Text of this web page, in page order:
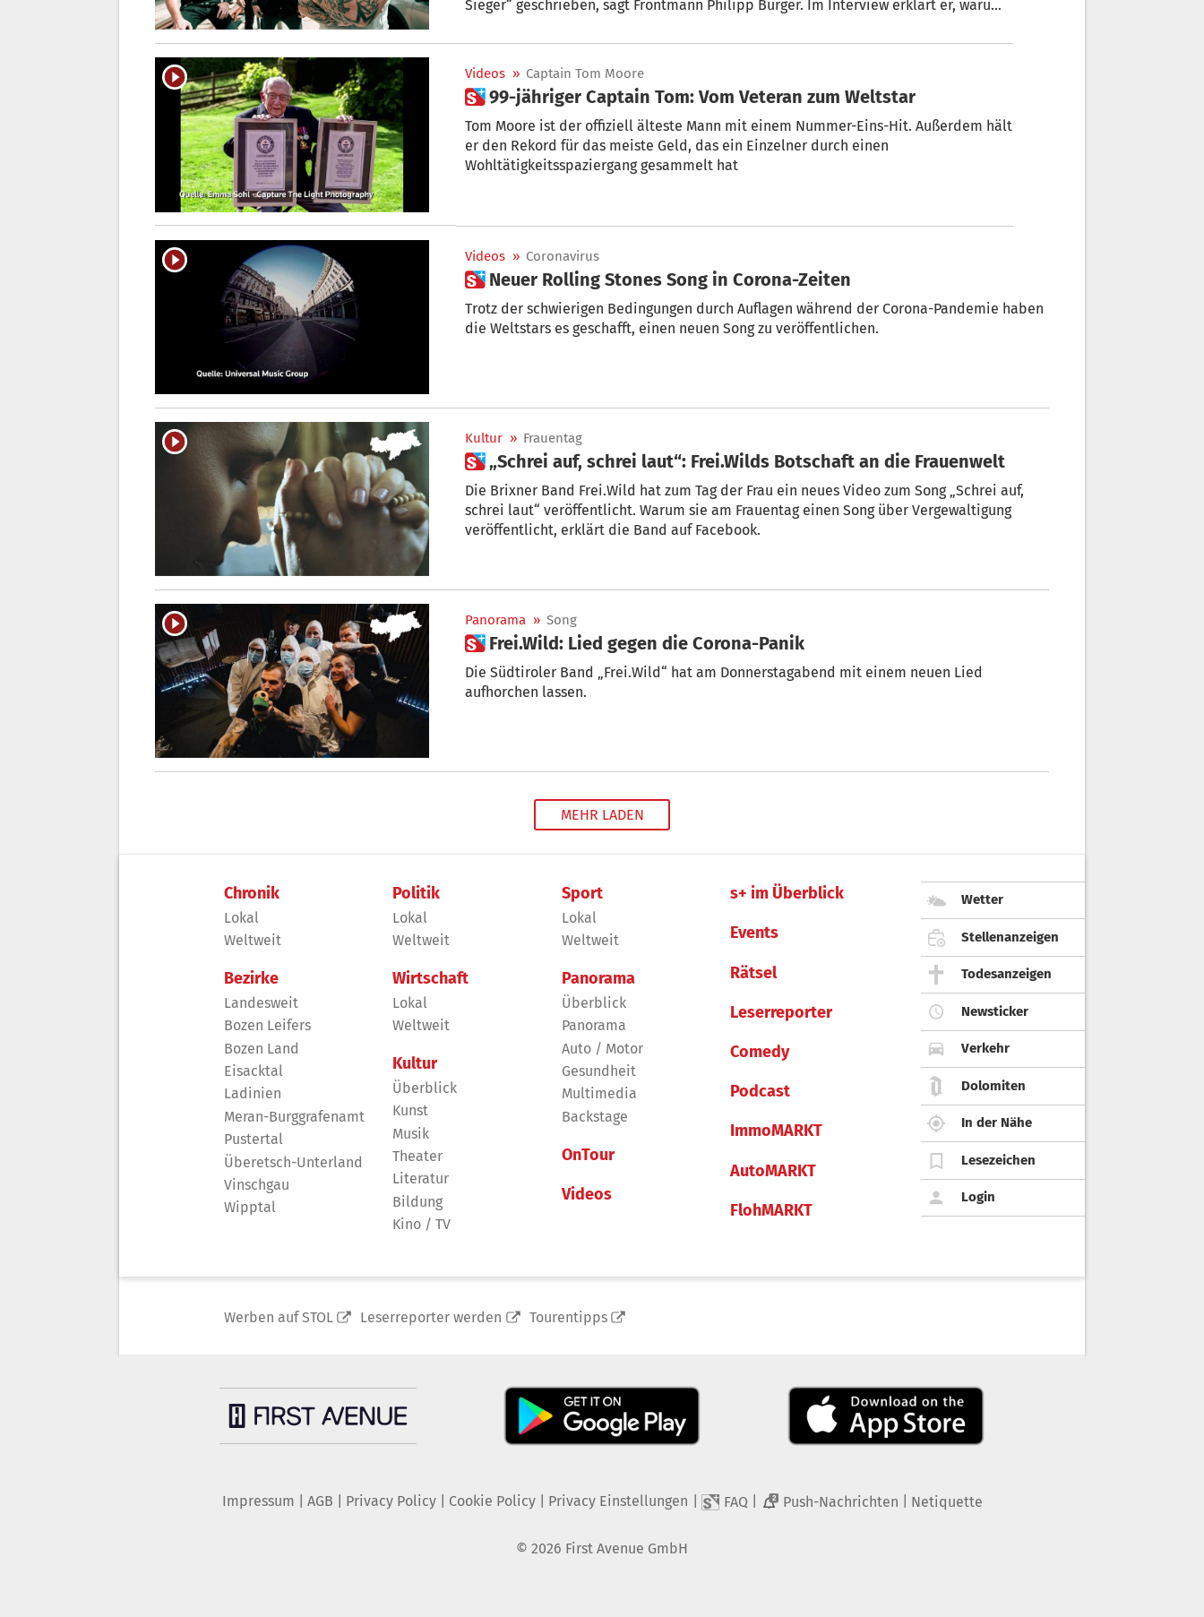
Sieger“ geschrieben, sagt Frontmann Philipp Burger. Im Interview erklärt er, warum
stammen und was „Unangst“ vor Ärger für ihn bedeutet. + Von Sieglinde Höller
Videos » Captain Tom Moore
 99-jähriger Captain Tom: Vom Veteran zum Weltstar
Tom Moore ist der offiziell älteste Mann mit einem Nummer-Eins-Hit. Außerdem hält
er den Rekord für das meiste Geld, das ein Einzelner durch einen
Wohltätigkeitsspaziergang gesammelt hat
Videos » Coronavirus
 Neuer Rolling Stones Song in Corona-Zeiten
Trotz der schwierigen Bedingungen durch Auflagen während der Corona-Pandemie haben
die Weltstars es geschafft, einen neuen Song zu veröffentlichen.
Kultur » Frauentag
 „Schrei auf, schrei laut“: Frei.Wilds Botschaft an die Frauenwelt
Die Brixner Band Frei.Wild hat zum Tag der Frau ein neues Video zum Song „Schrei auf,
schrei laut“ veröffentlicht. Warum sie am Frauentag einen Song über Vergewaltigung
veröffentlicht, erklärt die Band auf Facebook.
Panorama » Song
 Frei.Wild: Lied gegen die Corona-Panik
Die Südtiroler Band „Frei.Wild“ hat am Donnerstagabend mit einem neuen Lied
aufhorchen lassen.
MEHR LADEN
Chronik
Lokal
Weltweit
Bezirke
Landesweit
Bozen Leifers
Bozen Land
Eisacktal
Ladinien
Meran-Burggrafenamt
Pustertal
Überetsch-Unterland
Vinschgau
Wipptal
Politik
Lokal
Weltweit
Wirtschaft
Lokal
Weltweit
Kultur
Überblick
Kunst
Musik
Theater
Literatur
Bildung
Kino / TV
Sport
Lokal
Weltweit
Panorama
Überblick
Panorama
Auto / Motor
Gesundheit
Multimedia
Backstage
OnTour
Videos
s+ im Überblick
Events
Rätsel
Leserreporter
Comedy
Podcast
ImmoMARKT
AutoMARKT
FlohMARKT
Wetter
Stellenanzeigen
Todesanzeigen
Newsticker
Verkehr
Dolomiten
In der Nähe
Lesezeichen
Login
Werben auf STOL Leserreporter werden Tourentipps
Impressum AGB Privacy Policy| Cookie Policy| Privacy Einstellungen FAQ 2 Push-Nachrichten Netiquette
© 2026 First Avenue GmbH